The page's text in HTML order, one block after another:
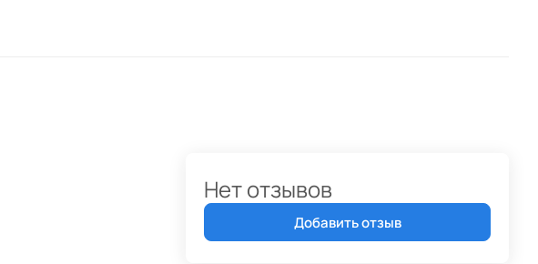
Нет отзывов
Добавить отзыв